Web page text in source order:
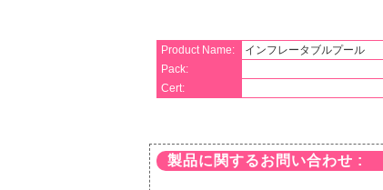
Product Name: インフレータブルプール
Pack:
Cert:
製品に関するお問い合わせ :